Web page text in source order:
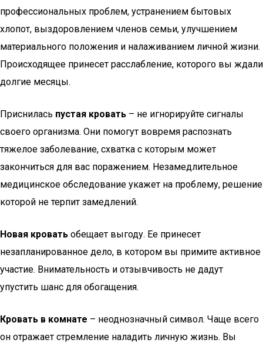
профессиональных проблем, устранением бытовых
хлопот, выздоровлением членов семьи, улучшением
материального положения и налаживанием личной жизни.
Происходящее принесет расслабление, которого вы ждали
долгие месяцы.
Приснилась пустая кровать – не игнорируйте сигналы
своего организма. Они помогут вовремя распознать
тяжелое заболевание, схватка с которым может
закончиться для вас поражением. Незамедлительное
медицинское обследование укажет на проблему, решение
которой не терпит замедлений.
Новая кровать обещает выгоду. Ее принесет
незапланированное дело, в котором вы примите активное
участие. Внимательность и отзывчивость не дадут
упустить шанс для обогащения.
Кровать в комнате – неоднозначный символ. Чаще всего
он отражает стремление наладить личную жизнь. Вы